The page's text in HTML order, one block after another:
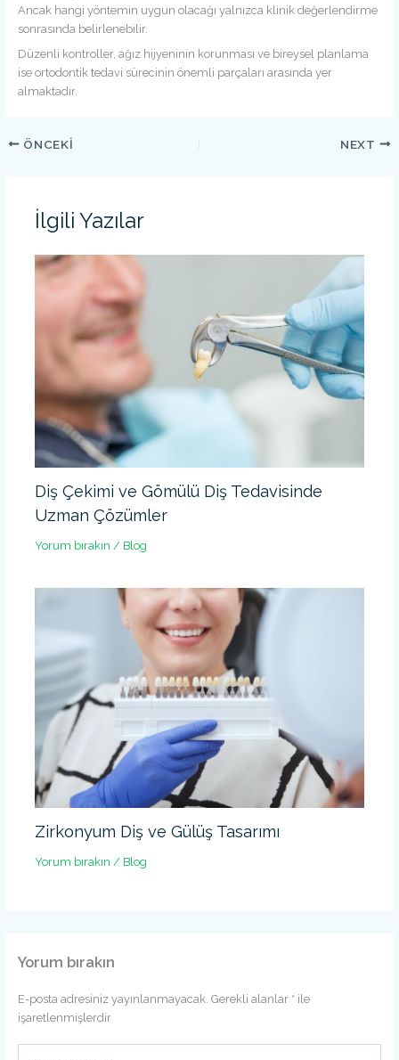
Ancak hangi yöntemin uygun olacağı yalnızca klinik değerlendirme
sonrasında belirlenebilir.
Düzenli kontroller, ağız hijyeninin korunması ve bireysel planlama
ise ortodontik tedavi sürecinin önemli parçaları arasında yer
almaktadır.
ÖNCEKI NEXT
İlgili Yazılar
Diş Çekimi ve Gömülü Diş Tedavisinde
Uzman Çözümler
Yorum bırakın / Blog
Zirkonyum Diş ve Gülüş Tasarımı
Yorum bırakın / Blog
Yorum bırakın
E-posta adresiniz yayınlanmayacak. Gerekli alanlar * ile
işaretlenmişlerdir